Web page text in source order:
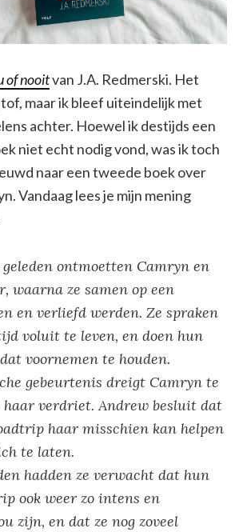
of nooitvan J.A. Redmerski. Het
maar ik bleef uiteindelijk met
achter. Hoewel ik destijds een
niet echt nodig vond, was ik toch
naar een tweede boek over
Vandaag lees je mijn mening
ontmoetten Camryn en
waarna ze samen op een
en verliefd werden. Ze spraken
voluit te leven, en doen hun
voornemen te houden.
gebeurtenis dreigt Camryn te
verdriet. Andrew besluit dat
haar misschien kan helpen
te laten.
hadden ze verwacht dat hun
ook weer zo intens en
zijn, en dat ze nog zoveel